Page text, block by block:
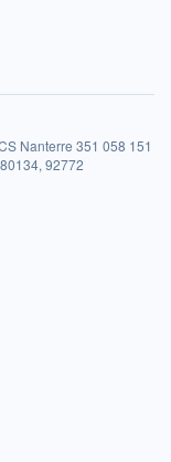
Nanterre 351 058 151
92772